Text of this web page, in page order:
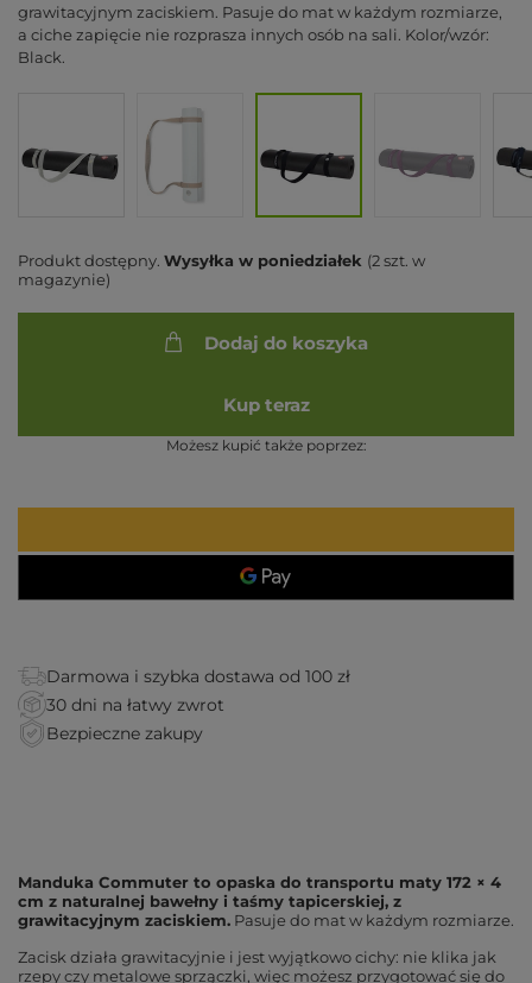
grawitacyjnym zaciskiem. Pasuje do mat w każdym rozmiarze,
a ciche zapięcie nie rozprasza innych osób na sali. Kolor/wzór:
Black.
Produkt dostępny Wysyłka w poniedziałek (2 szt. w
magazynie)
Dodaj do koszyka
Kup teraz
Możesz kupić także poprzez:
Darmowa i szybka dostawa od 100 zł
30 dni na łatwy zwrot
Bezpieczne zakupy
Manduka Commuter to opaska do transportu maty 172 × 4
cm z naturalnej bawełny i taśmy tapicerskiej, z
grawitacyjnym zaciskiem. Pasuje do mat w każdym rozmiarze.
Zacisk działa grawitacyjnie i jest wyjątkowo cichy: nie klika jak
rzepy czy metalowe sprzączki, więc możesz przygotować się do